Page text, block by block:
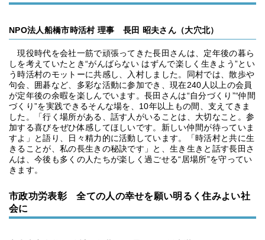
NPO法人船橋市時活村 理事 長田 昭夫さん（大穴北）
現役時代を会社一筋で頑張ってきた長田さんは、定年後の暮ら
しを考えていたとき“がんばらない はずんで楽しく生きよう”とい
う時活村のモットーに共感し、入村しました。同村では、散歩や
句会、囲碁など、多彩な活動に参加でき、現在240人以上の会員
が定年後の余暇を楽しんでいます。長田さんは“自分づくり”“仲間
づくり”を実践できるそんな場を、10年以上もの間、支えてきま
した。「行く場所がある、話す人がいることは、大切なこと。参
加する喜びをぜひ体感してほしいです。新しい仲間が待っていま
すよ」と語り、日々精力的に活動しています。「時活村と共に生
きることが、私の長生きの秘訣です」と、生き生きと話す長田さ
んは、今後も多くの人たちが楽しく過ごせる“居場所”を守ってい
きます。
市政功労表彰 全ての人の幸せを願い明るく住みよい社
会に